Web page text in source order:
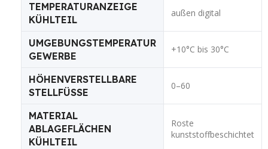
TEMPERATURANZEIGE
KÜHLTEIL
außen digital
UMGEBUNGSTEMPERATUR
GEWERBE
+10°C bis 30°C
HÖHENVERSTELLBARE
STELLFÜSSE
0–60
MATERIAL
ABLAGEFLÄCHEN
KÜHLTEIL
Roste
kunststoffbeschichtet